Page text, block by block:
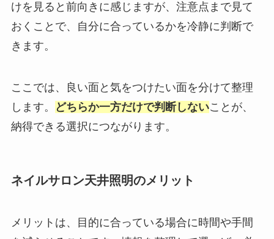
けを見ると前向きに感じますが、注意点まで見て
おくことで、自分に合っているかを冷静に判断で
きます。
ここでは、良い面と気をつけたい面を分けて整理
します。
どちらか一方だけで判断しないことが、
納得できる選択につながります。
ネイルサロン天井照明のメリット
メリットは、目的に合っている場合に時間や手間